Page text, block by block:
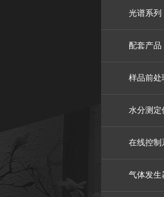
光谱系列
配套产品
样品前处
水分测定
在线控制
气体发生